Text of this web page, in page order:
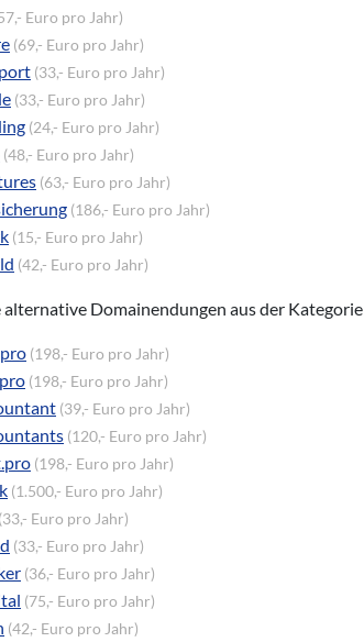
Euro pro Jahr)
(69,- Euro pro Jahr)
(33,- Euro pro Jahr)
(33,- Euro pro Jahr)
(24,- Euro pro Jahr)
(48,- Euro pro Jahr)
(63,- Euro pro Jahr)
(186,- Euro pro Jahr)
(15,- Euro pro Jahr)
(42,- Euro pro Jahr)
alternative Domainendungen aus der Kategorie
(198,- Euro pro Jahr)
(198,- Euro pro Jahr)
(39,- Euro pro Jahr)
(120,- Euro pro Jahr)
(198,- Euro pro Jahr)
(1.500,- Euro pro Jahr)
(33,- Euro pro Jahr)
(33,- Euro pro Jahr)
(36,- Euro pro Jahr)
(75,- Euro pro Jahr)
(42,- Euro pro Jahr)